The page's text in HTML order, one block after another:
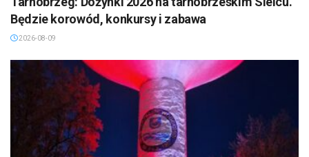
Będzie korowód, konkursy i zabawa
2026-08-09